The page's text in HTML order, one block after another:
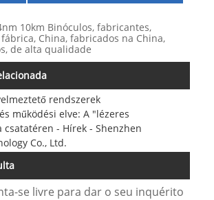
10km Binóculos, fabricantes,
China, fabricados na China,
de alta qualidade
rendszerek
működési elve: A "lézeres
csatatéren - Hírek - Shenzhen
Co., Ltd.
se livre para dar o seu inquérito